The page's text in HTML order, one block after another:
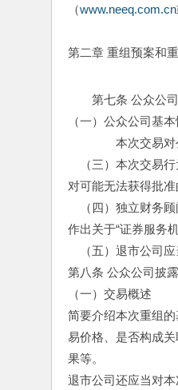
（www.neeq.com.cn
第二章 重组预案和
第七条 公众公
（一）公众公司基
本次交易对公众
（三）本次交易行
对可能无法获得批
（四）独立财务顾
作出关于“证券服务
（五）退市公司应
第八条 公众公司披
（一）交易概述
简要介绍本次重组
易价格、是否构成
果等。
退市公司还应当对